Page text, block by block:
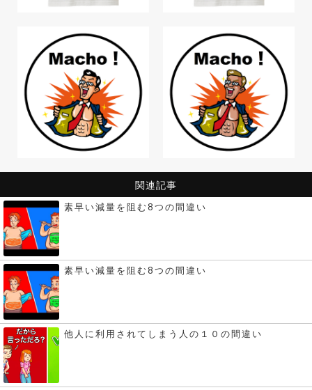
関連記事
素早い減量を阻む8つの間違い
素早い減量を阻む8つの間違い
他人に利用されてしまう人の１０の間違い